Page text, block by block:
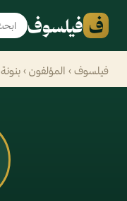
ف فيلسوف
فيلسوف › المؤلفون › بنونة